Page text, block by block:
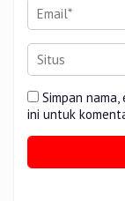
Simpan
ini untuk